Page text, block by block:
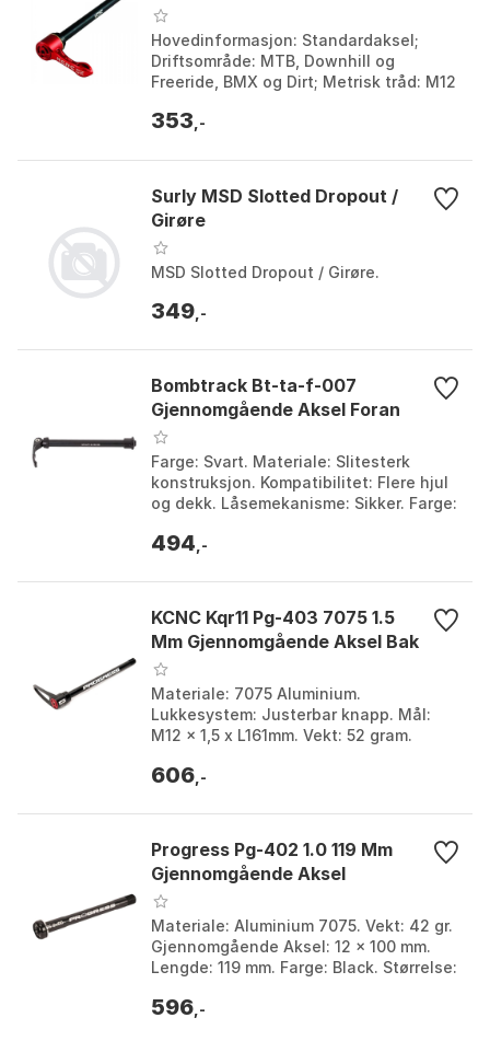
Hovedinformasjon: Standardaksel;
Driftsområde: MTB, Downhill og
Freeride, BMX og Dirt; Metrisk tråd: M12
Black, Gold, Green, ...
353 ,-
Surly MSD Slotted Dropout /
Girøre
MSD Slotted Dropout / Girøre.
349 ,-
Bombtrack Bt-ta-f-007
Gjennomgående Aksel Foran
Farge: Svart. Materiale: Slitesterk
konstruksjon. Kompatibilitet: Flere hjul
og dekk. Låsemekanisme: Sikker. Farge:
494 ,-
KCNC Kqr11 Pg-403 7075 1.5
Mm Gjennomgående Aksel Bak
Materiale: 7075 Aluminium.
Lukkesystem: Justerbar knapp. Mål:
M12 x 1,5 x L161mm. Vekt: 52 gram.
167mm, 12 x 172mm, 12...
606 ,-
Progress Pg-402 1.0 119 Mm
Gjennomgående Aksel
Materiale: Aluminium 7075. Vekt: 42 gr.
Gjennomgående Aksel: 12 x 100 mm.
Lengde: 119 mm. Farge: Black. Størrelse:
596 ,-